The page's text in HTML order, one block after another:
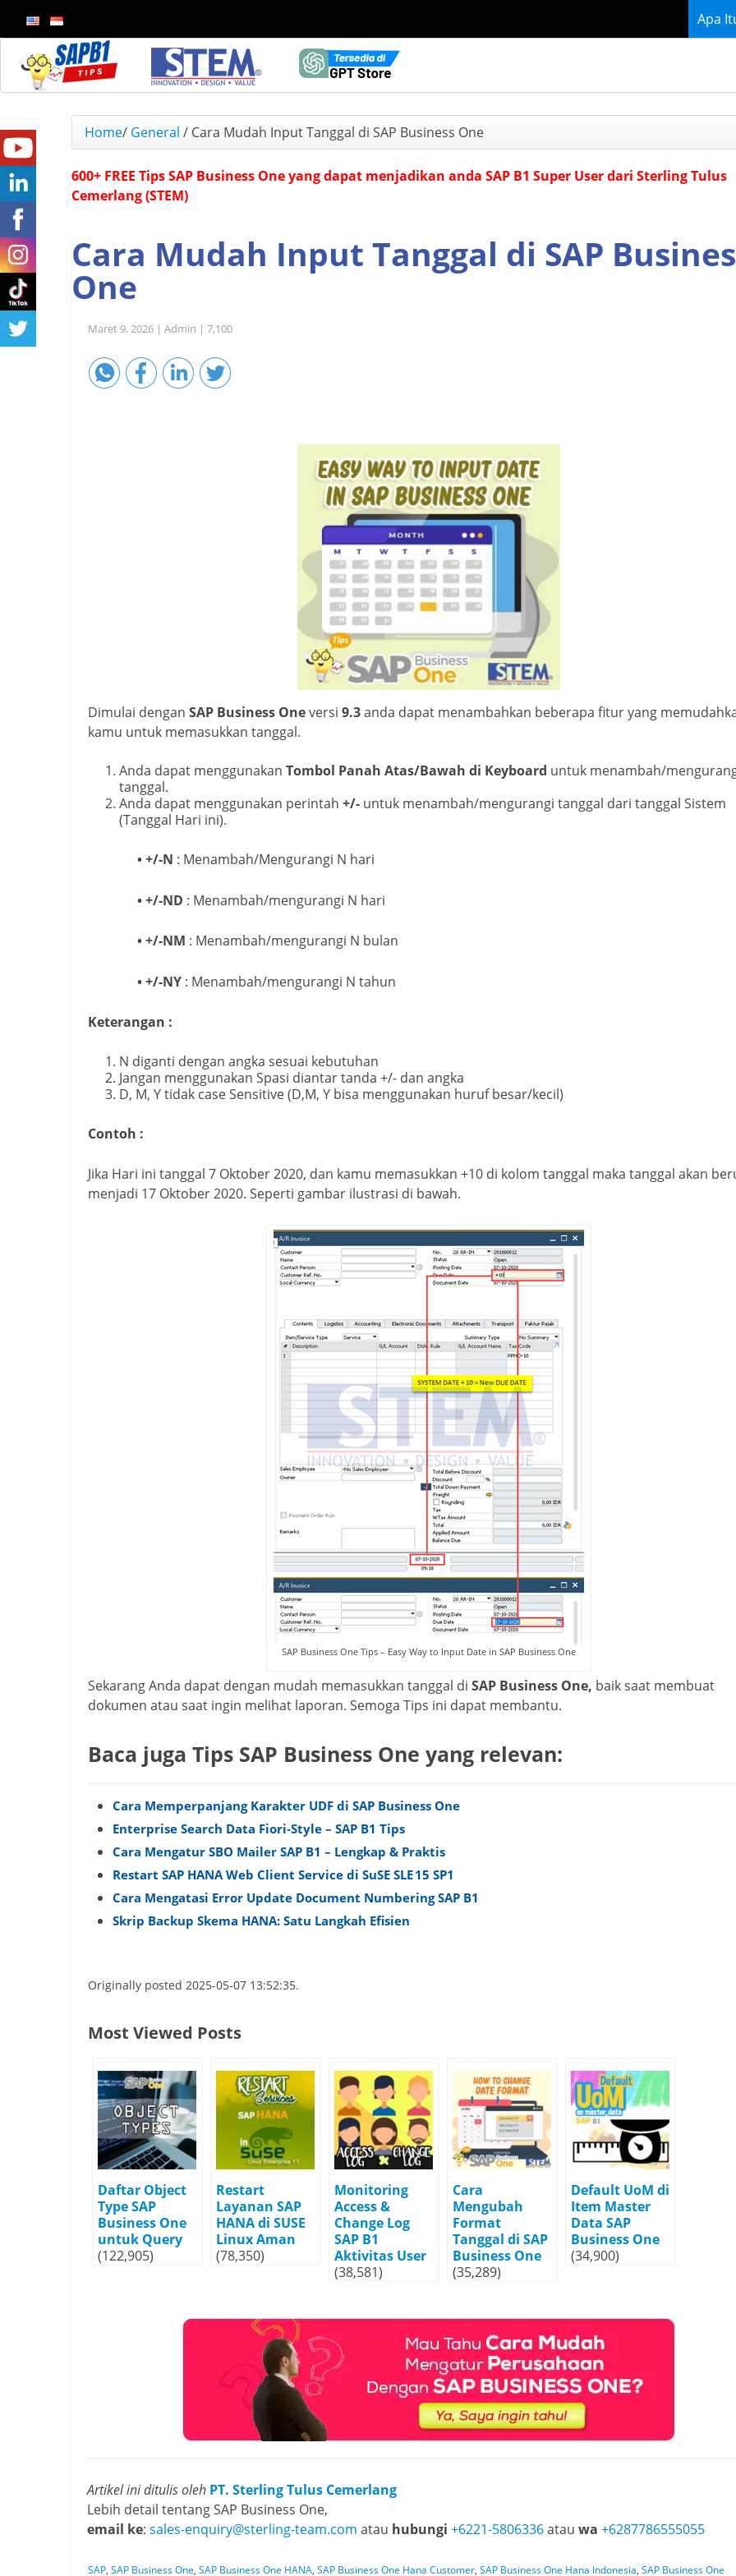
Apa
Home/ General / Cara Mudah Input Tanggal di SAP Business One
600+ FREE Tips SAP Business One yang dapat menjadikan anda SAP B1 Super User dari Sterling Tulus
Cemerlang (STEM)
Cara Mudah Input Tanggal di SAP
One
Maret 9, 2026 | Admin | 7,100
Dimulai dengan SAP Business Oneversi 9.3anda dapat menambahkan beberapa fitur yang
kamu untuk memasukkan tanggal.
Anda dapat menggunakan Tombol Panah Atas/Bawah di Keyboard untuk menambah/
tanggal.
Anda dapat menggunakan perintah +/-untuk menambah/mengurangi tanggal dari tanggal Sistem
(Tanggal Hari ini).
• +/-N : Menambah/Mengurangi N hari
• +/-ND : Menambah/mengurangi N hari
• +/-NM : Menambah/mengurangi N bulan
• +/-NY : Menambah/mengurangi N tahun
Keterangan :
N diganti dengan angka sesuai kebutuhan
Jangan menggunakan Spasi diantar tanda +/- dan angka
D, M, Y tidak case Sensitive (D,M, Y bisa menggunakan huruf besar/kecil)
Contoh :
Jika Hari ini tanggal 7 Oktober 2020, dan kamu memasukkan +10 di kolom tanggal maka tanggal akan
menjadi 17 Oktober 2020. Seperti gambar ilustrasi di bawah.
SAP Business One Tips – Easy Way to Input Date in SAP Business One
Sekarang Anda dapat dengan mudah memasukkan tanggal di SAP Business One, baik saat membuat
dokumen atau saat ingin melihat laporan. Semoga Tips ini dapat membantu.
Baca juga Tips SAP Business One yang relevan:
Cara Memperpanjang Karakter UDF di SAP Business One
Enterprise Search Data Fiori‑Style – SAP B1 Tips
Cara Mengatur SBO Mailer SAP B1 – Lengkap & Praktis
Restart SAP HANA Web Client Service di SuSE SLE 15 SP1
Cara Mengatasi Error Update Document Numbering SAP B1
Skrip Backup Skema HANA: Satu Langkah Efisien
Originally posted 2025-05-07 13:52:35.
Most Viewed Posts
Daftar Object
Type SAP
Business One
untuk Query
(122,905)
Restart
Layanan SAP
HANA di SUSE
Linux Aman
(78,350)
Monitoring
Access &
Change Log
SAP B1
Aktivitas User
(38,581)
Cara
Mengubah
Format
Tanggal di SAP
Business One
(35,289)
Default UoM di
Item Master
Data SAP
Business One
(34,900)
Artikel ini ditulis oleh PT. Sterling Tulus Cemerlang
Lebih detail tentang SAP Business One,
email ke: sales-enquiry@sterling-team.com atau hubungi +6221-5806336atau wa +6287786555055
SAP, SAP Business One, SAP Business One HANA, SAP Business One Hana Customer, SAP Business One Hana Indonesia, SAP Business One